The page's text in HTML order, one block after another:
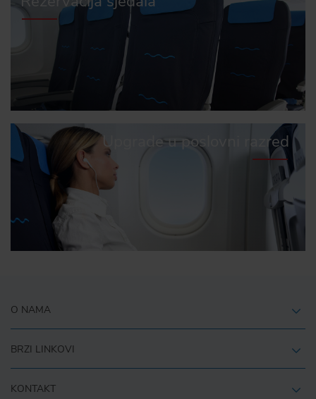
Upgrade u poslovni razred
O NAMA
BRZI LINKOVI
KONTAKT